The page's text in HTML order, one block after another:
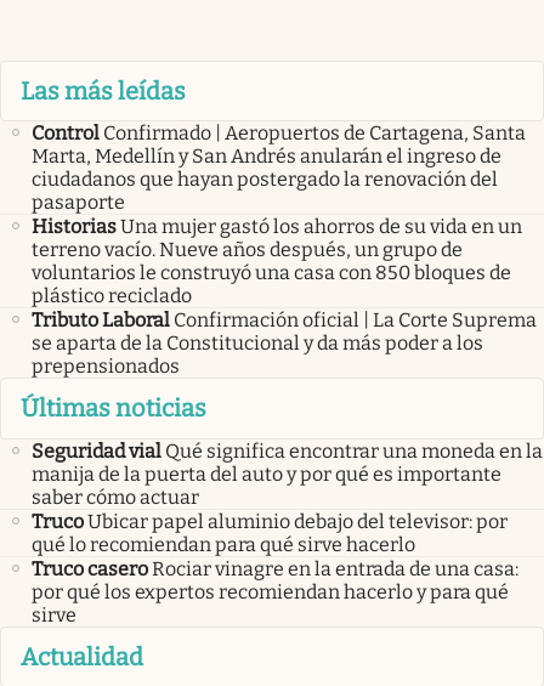
Las más leídas
Control Confirmado | Aeropuertos de Cartagena, Santa
Marta, Medellín y San Andrés anularán el ingreso de
ciudadanos que hayan postergado la renovación del
pasaporte
HistoriasUna mujer gastó los ahorros de su vida en un
terreno vacío. Nueve años después, un grupo de
voluntarios le construyó una casa con 850 bloques de
plástico reciclado
Tributo Laboral Confirmación oficial | La Corte Suprema
se aparta de la Constitucional y da más poder a los
prepensionados
Últimas noticias
Seguridad vial Qué significa encontrar una moneda en la
manija de la puerta del auto y por qué es importante
saber cómo actuar
TrucoUbicar papel aluminio debajo del televisor: por
qué lo recomiendan para qué sirve hacerlo
Truco caseroRociar vinagre en la entrada de una casa:
por qué los expertos recomiendan hacerlo y para qué
sirve
Actualidad